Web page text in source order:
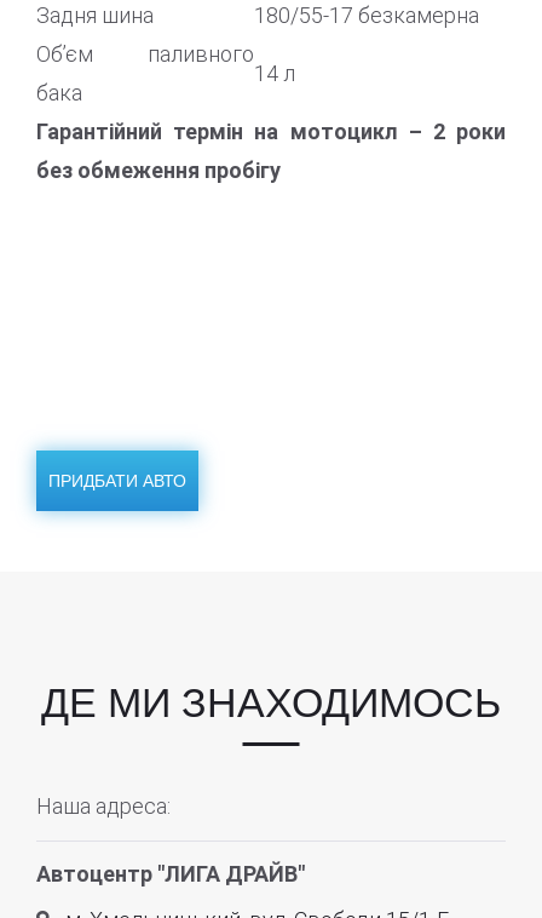
Задня шина
180/55-17 безкамерна
Об’єм паливного
бака
14 л
Гарантійний термін на мотоцикл – 2 роки
без обмеження пробігу
ПРИДБАТИ АВТО
ДЕ МИ ЗНАХОДИМОСЬ
Наша адреса:
Автоцентр "ЛИГА ДРАЙВ"